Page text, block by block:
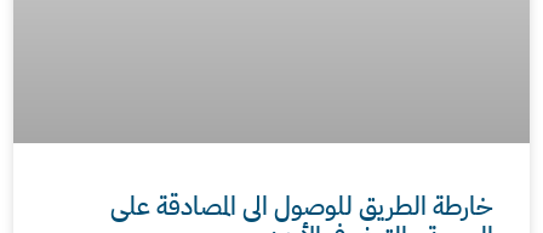
خارطة الطريق للوصول الى المصادقة على